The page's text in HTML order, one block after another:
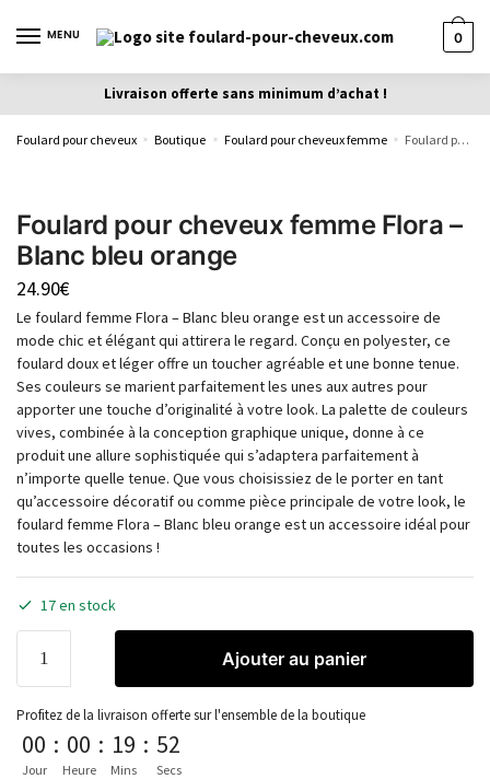
MENU 0
Livraison offerte sans minimum d’achat !
Foulard pour cheveux » Boutique » Foulard pour cheveux femme » Foulard pour cheveux femme Flora – Blanc bleu orange
Foulard pour cheveux femme Flora –
Blanc bleu orange
24.90€
Le foulard femme Flora – Blanc bleu orange est un accessoire de
mode chic et élégant qui attirera le regard. Conçu en polyester, ce
foulard doux et léger offre un toucher agréable et une bonne tenue.
Ses couleurs se marient parfaitement les unes aux autres pour
apporter une touche d’originalité à votre look. La palette de couleurs
vives, combinée à la conception graphique unique, donne à ce
produit une allure sophistiquée qui s’adaptera parfaitement à
n’importe quelle tenue. Que vous choisissiez de le porter en tant
qu’accessoire décoratif ou comme pièce principale de votre look, le
foulard femme Flora – Blanc bleu orange est un accessoire idéal pour
toutes les occasions !
17 en stock
Ajouter au panier
Profitez de la livraison offerte sur l'ensemble de la boutique
00
Jour
: 00
Heure
: 19
Mins
: 52
Secs